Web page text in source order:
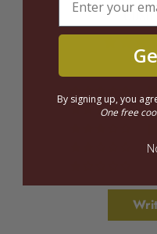
By signing up, you
One free